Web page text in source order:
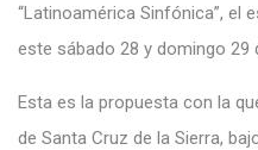
“Latinoamérica Sinfónica”, el
este sábado 28 y domingo 29
Esta es la propuesta con la
de Santa Cruz de la Sierra,